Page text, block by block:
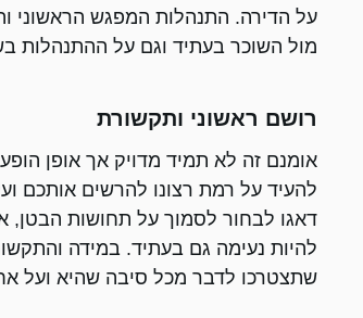
על הדירה. התנהלות המפגש הראשוני
מול השוכר בעתיד וגם על ההתנהלות
רושם ראשוני ותקשורת
אומנם זה לא תמיד מדויק אך אופן
להעיד על רמת רצונו להרשים אותכם
דאגו לבחור לסמוך על תחושות הבטן,
להיות נעימה גם בעתיד. במידה
שתצטרכו לדבר מכל סיבה שהיא ועל